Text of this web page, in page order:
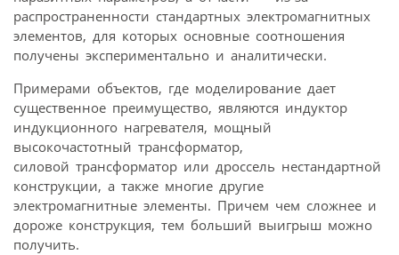
распространенности стандартных электромагнитных
элементов, для которых основные соотношения
получены экспериментально и аналитически.
Примерами объектов, где моделирование дает
существенное преимущество, являются индуктор
индукционного нагревателя, мощный
высокочастотный трансформатор,
силовой трансформатор или дроссель нестандартной
конструкции, а также многие другие
электромагнитные элементы. Причем чем сложнее и
дороже конструкция, тем больший выигрыш можно
получить.